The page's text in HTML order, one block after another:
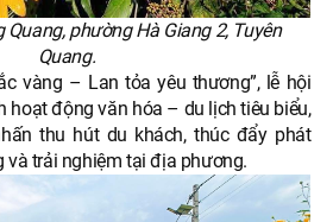
Quang, phường Hà Giang 2, Tuyên
Quang.
vàng – Lan tỏa yêu thương”, lễ hội
hoạt động văn hóa – du lịch tiêu biểu,
thu hút du khách, thúc đẩy phát
và trải nghiệm tại địa phương.